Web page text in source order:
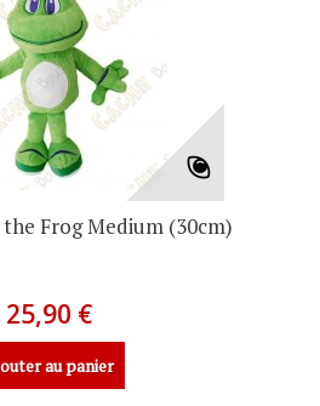
Frog Medium (30cm)
25,90 €
au panier